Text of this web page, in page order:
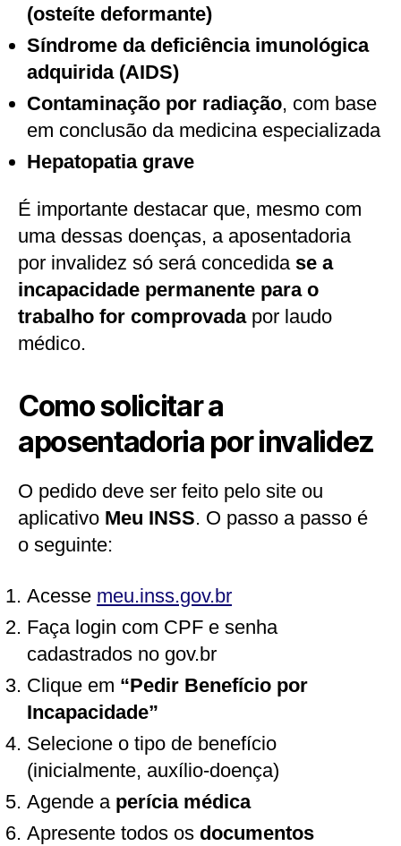
(osteíte deformante)
Síndrome da deficiência imunológica
adquirida (AIDS)
Contaminação por radiação, com base
em conclusão da medicina especializada
Hepatopatia grave
É importante destacar que, mesmo com
uma dessas doenças, a aposentadoria
por invalidez só será concedida se a
incapacidade permanente para o
trabalho for comprovadapor laudo
médico.
Como solicitar a
aposentadoria por invalidez
O pedido deve ser feito pelo site ou
aplicativo Meu INSS. O passo a passo é
o seguinte:
Acesse meu.inss.gov.br
Faça login com CPF e senha
cadastrados no gov.br
Clique em “Pedir Benefício por
Incapacidade”
Selecione o tipo de benefício
(inicialmente, auxílio-doença)
Agende a perícia médica
Apresente todos os documentos